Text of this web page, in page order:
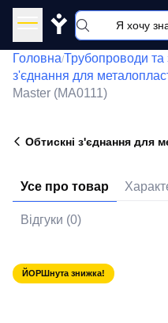
Y
Головна/Трубопроводи та
з'єднання для
Master (MA0111)
Обтискні з'єднання для
Усе про товар
Відгуки (0)
ЙОРШнута знижка!